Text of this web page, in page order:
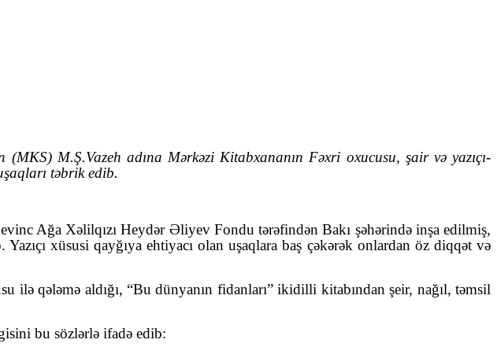
M.Ş.Vazeh adına Mərkəzi Kitabxananın Fəxri oxucusu, şair və yazıçı-
təbrik edib.
Ağa Xəlilqızı Heydər Əliyev Fondu tərəfindən Bakı şəhərində inşa edilmiş,
xüsusi qayğıya ehtiyacı olan uşaqlara baş çəkərək onlardan öz diqqət və
ilə qələmə aldığı, “Bu dünyanın fidanları” ikidilli kitabından şeir, nağıl, təmsil
bu sözlərlə ifadə edib: